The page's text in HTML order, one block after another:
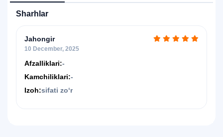
Sharhlar
Jahongir
10 December, 2025
Afzalliklari:-
Kamchiliklari:-
Izoh:sifati zoʻr